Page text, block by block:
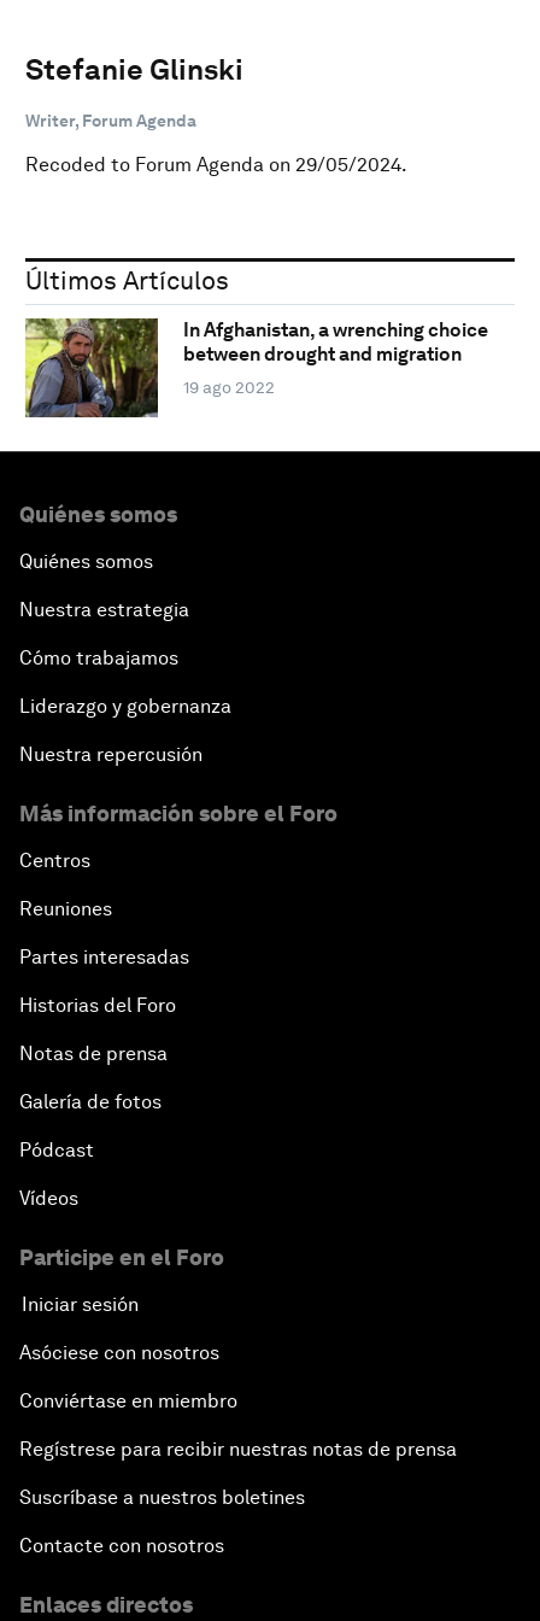
Stefanie Glinski
Writer, Forum Agenda
Recoded to Forum Agenda on 29/05/2024.
Últimos Artículos
In Afghanistan, a wrenching choice
between drought and migration
19 ago 2022
Quiénes somos
Quiénes somos
Nuestra estrategia
Cómo trabajamos
Liderazgo y gobernanza
Nuestra repercusión
Más información sobre el Foro
Centros
Reuniones
Partes interesadas
Historias del Foro
Notas de prensa
Galería de fotos
Pódcast
Vídeos
Participe en el Foro
Iniciar sesión
Asóciese con nosotros
Conviértase en miembro
Regístrese para recibir nuestras notas de prensa
Suscríbase a nuestros boletines
Contacte con nosotros
Enlaces directos